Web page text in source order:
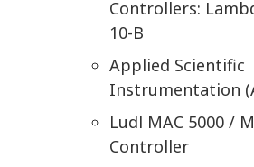
Controllers:
10-B
Applied Scientific
Instrumentation
Ludl MAC 5000 /
Controller